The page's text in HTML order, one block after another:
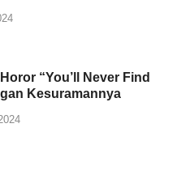
“You’ll Never Find
Kesuramannya